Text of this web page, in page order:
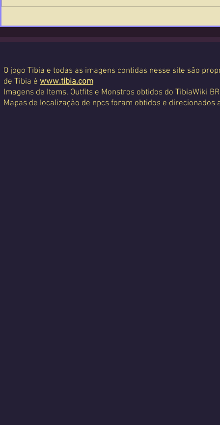
O jogo Tibia e todas as imagens contidas nesse site são
de Tibia é www.tibia.com
Imagens de Items, Outfits e Monstros obtidos do TibiaWiki
Mapas de localização de npcs foram obtidos e direcionados